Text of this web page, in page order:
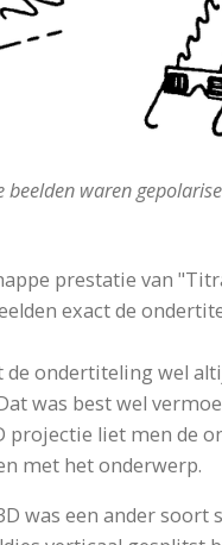
beelden waren
prestatie van
exact de
de ondertiteling wel
was best wel
projectie liet men de
met het onderwerp.
was een ander soort